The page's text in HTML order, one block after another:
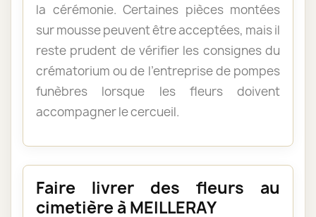
la cérémonie. Certaines pièces montées
sur mousse peuvent être acceptées, mais il
reste prudent de vérifier les consignes du
crématorium ou de l’entreprise de pompes
funèbres lorsque les fleurs doivent
accompagner le cercueil.
Faire livrer des fleurs au
cimetière à MEILLERAY